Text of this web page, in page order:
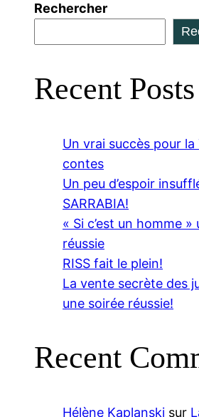
Rechercher
Recent Posts
Un vrai succès pour la
contes
Un peu d’espoir
SARRABIA!
« Si c’est un homme
réussie
RISS fait le plein!
La vente secrète des
une soirée réussie!
Recent
Hélène Kaplanski sur